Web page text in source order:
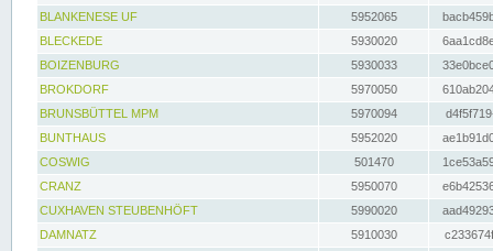
BLANKENESE UF
5952065
BLECKEDE
5930020
BOIZENBURG
5930033
BROKDORF
5970050
BRUNSBÜTTEL MPM
5970094
BUNTHAUS
5952020
COSWIG
501470
CRANZ
5950070
CUXHAVEN STEUBENHÖFT
5990020
DAMNATZ
5910030